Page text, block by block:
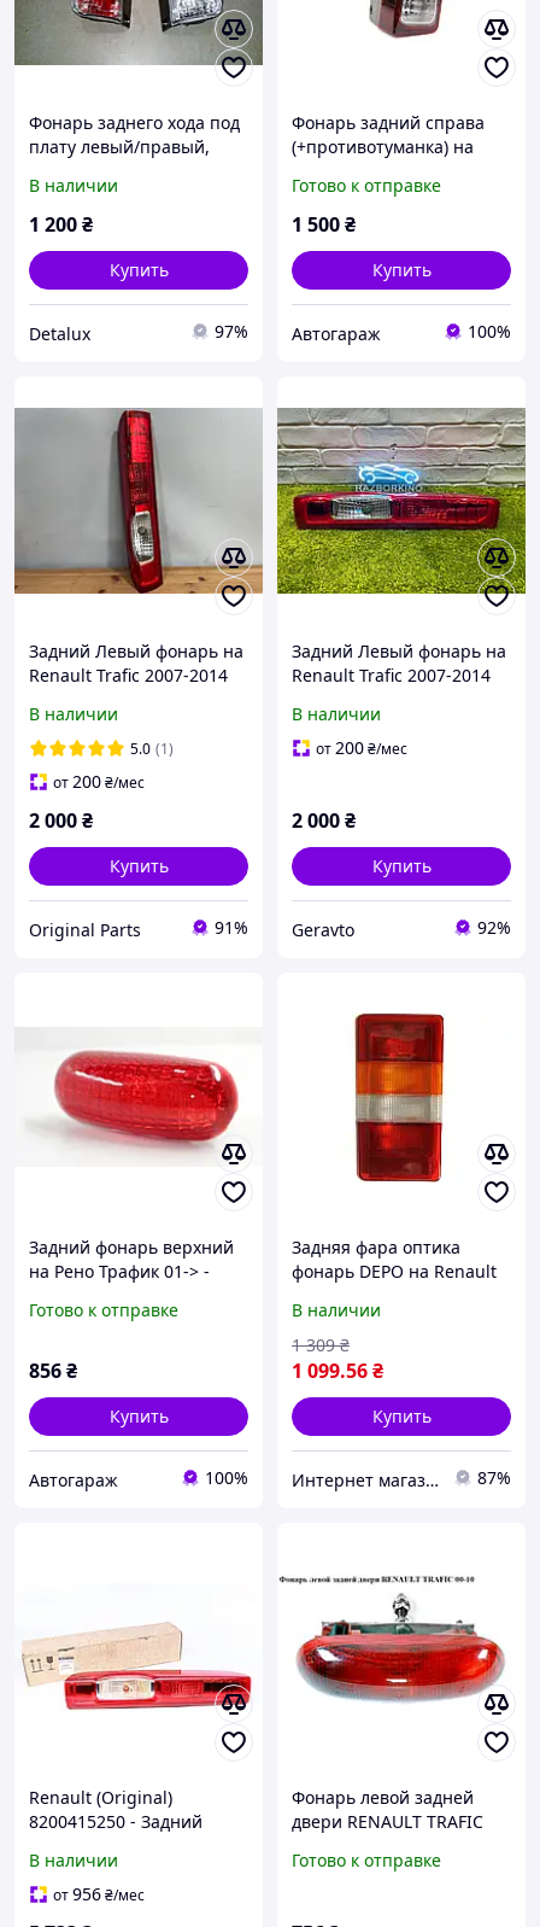
Фонарь заднего хода под
плату левый/правый,
на Vivaro, Trafic, Primastar,
Трафик,
В наличии
1 200₴
Купить
Detalux 97%
Фонарь задний справа
(+противотуманка) на
(Тайвань) - 1912477012
Готово к отправке
1 500₴
Купить
Автогараж 100%
Задний Левый фонарь на
Renault Trafic 2007-2014
Виваро Примастар стоп
Фонар левий задний
В наличии
5.0 (1)
от200₴/мес
2 000₴
Купить
Original Parts 91%
Задний Левый фонарь на
Renault Trafic 2007-2014
Виваро Примастар стоп
Фонар лівий задній
В наличии
от200₴/мес
2 000₴
Купить
Geravto 92%
Задний фонарь верхний
на Рено Трафик 01-> -
Готово к отправке
856₴
Купить
Автогараж 100%
Задняя фара оптика
фонарь DEPO на Renault
Трафик 2
В наличии
1 099.56₴
1 309 ₴
Купить
Интернет магазин "КУЗОВ-ЦЕНТР" 87%
Renault (Original)
8200415250 - Задний
Рено Трафик II 2006г.
В наличии
от956₴/мес
Фонарь левой задней
двери RENAULT TRAFIC
(8200209522, 4411019)
Готово к отправке